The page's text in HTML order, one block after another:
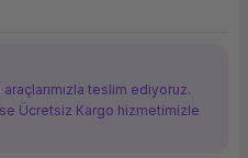
teslim ediyoruz.
Ücretsiz Kargo hizmetimizle